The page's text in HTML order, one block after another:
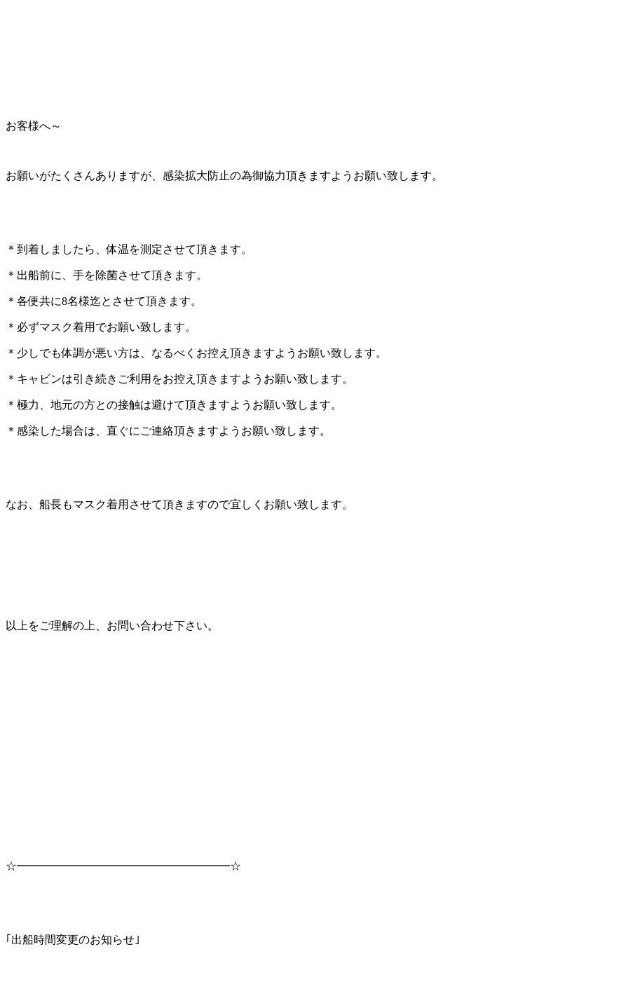
お客様へ～
お願いがたくさんありますが、感染拡大防止の為御協力頂きますようお願い致します。
＊到着しましたら、体温を測定させて頂きます。
＊出船前に、手を除菌させて頂きます。
＊各便共に8名様迄とさせて頂きます。
＊必ずマスク着用でお願い致します。
＊少しでも体調が悪い方は、なるべくお控え頂きますようお願い致します。
＊キャビンは引き続きご利用をお控え頂きますようお願い致します。
＊極力、地元の方との接触は避けて頂きますようお願い致します。
＊感染した場合は、直ぐにご連絡頂きますようお願い致します。
なお、船長もマスク着用させて頂きますので宜しくお願い致します。
以上をご理解の上、お問い合わせ下さい。
☆━━━━━━━━━━━━━━━━━━━☆
｢出船時間変更のお知らせ｣